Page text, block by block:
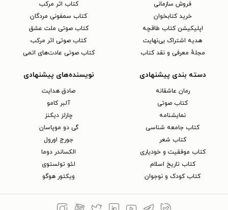
فروش سازمانی
خرید کتابخوان
اپلیکیشن کتاب طاقچه
هدیه اشتراک بی‌نهایت
مجلهٔ معرفی و نقد کتاب
کتاب اثر مرکب
کتاب سمفونی مردگان
کتاب صوتی ملت عشق
کتاب صوتی اثر مرکب
کتاب صوتی عادت‌های اتمی
دسته بندی پیشنهادی
رمان عاشقانه
کتاب‌ صوتی
نمایشنامه
کتاب جامعه شناسی
کتاب شعر
کتاب موفقیت و خودیاری
کتاب تاریخ اسلام
کتاب کودک و نوجوان
نویسنده‌های پیشنهادی
صادق هدایت
آلبر کامو
چارلز دیکنز
گی دو موپاسان
جورج اورول
الکساندر دوما
لئو تولستوی
ویکتور هوگو